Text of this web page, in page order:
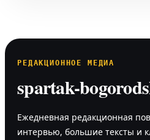
РЕДАКЦИОННОЕ МЕДИА
spartak-
Ежедневная редакционная
интервью, большие тексты и